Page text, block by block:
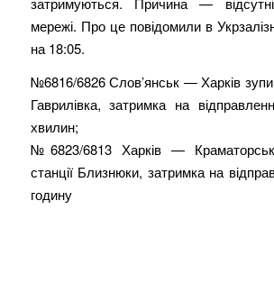
мережі. Про це повідомили в
на 18:05.
№6816/6826 Слов’янськ — Харків
Гаврилівка, затримка на
хвилин;
№6823/6813 Харків —
станції Близнюки, затримка на
годину